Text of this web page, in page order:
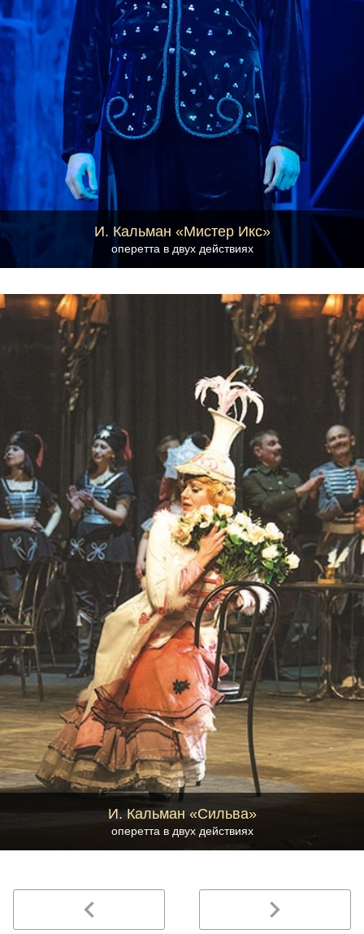
И. Кальман «Мистер Икс»
оперетта в двух действиях
И. Кальман «Сильва»
оперетта в двух действиях
navigate_before navigate_next